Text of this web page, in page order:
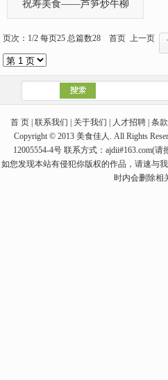
祝寿美食——芦笋炒牛柳
页次：1/2 每页25 总篇数28 首页 上一页
首 页 | 联系我们 | 关于我们 | 人才招聘 | 条
Copyright © 2013 美食佳人. All Rights
12005554-4号 联系方式：ajdii#163.com(
如您发现本站有侵犯你版权的作品，请速与
时内会删除相